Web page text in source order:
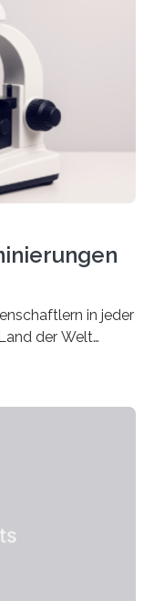
sie auch in
den Hentschel-
Jahren. Geehrt
oder eine
zum Thema
in jeder
der Welt
ist in